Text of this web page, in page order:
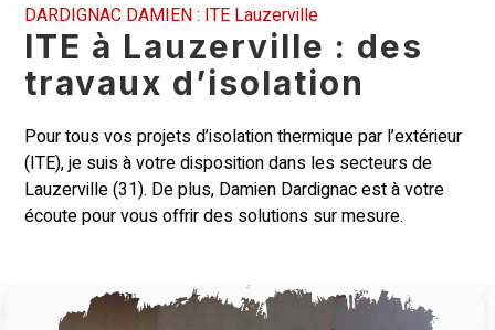
DARDIGNAC DAMIEN : ITE Lauzerville
ITE à Lauzerville : des
travaux d’isolation
Pour tous vos projets d’isolation thermique par l’extérieur
(ITE), je suis à votre disposition dans les secteurs de
Lauzerville (31). De plus, Damien Dardignac est à votre
écoute pour vous offrir des solutions sur mesure.